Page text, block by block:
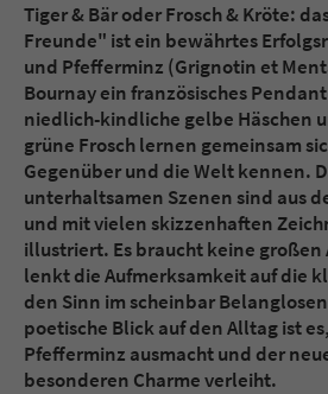
Tiger & Bär oder Frosch & Kröte:
Freunde" ist ein bewährtes
und Pfefferminz (Grignotin et
Bournay ein französisches
niedlich-kindliche gelbe Häschen
grüne Frosch lernen gemeinsam
Gegenüber und die Welt kennen.
unterhaltsamen Szenen sind aus
und mit vielen skizzenhaften
illustriert. Es braucht keine
lenkt die Aufmerksamkeit auf die
den Sinn im scheinbar
poetische Blick auf den Alltag ist
Pfefferminz ausmacht und der
besonderen Charme verleiht.
Anbieter Literatur-Couch Medien
Laufzeit Session
Zweck
Dieses Cookie
Kommunikation der
Benutzer. Es wird
Sicherheitscode des
überprüfen.